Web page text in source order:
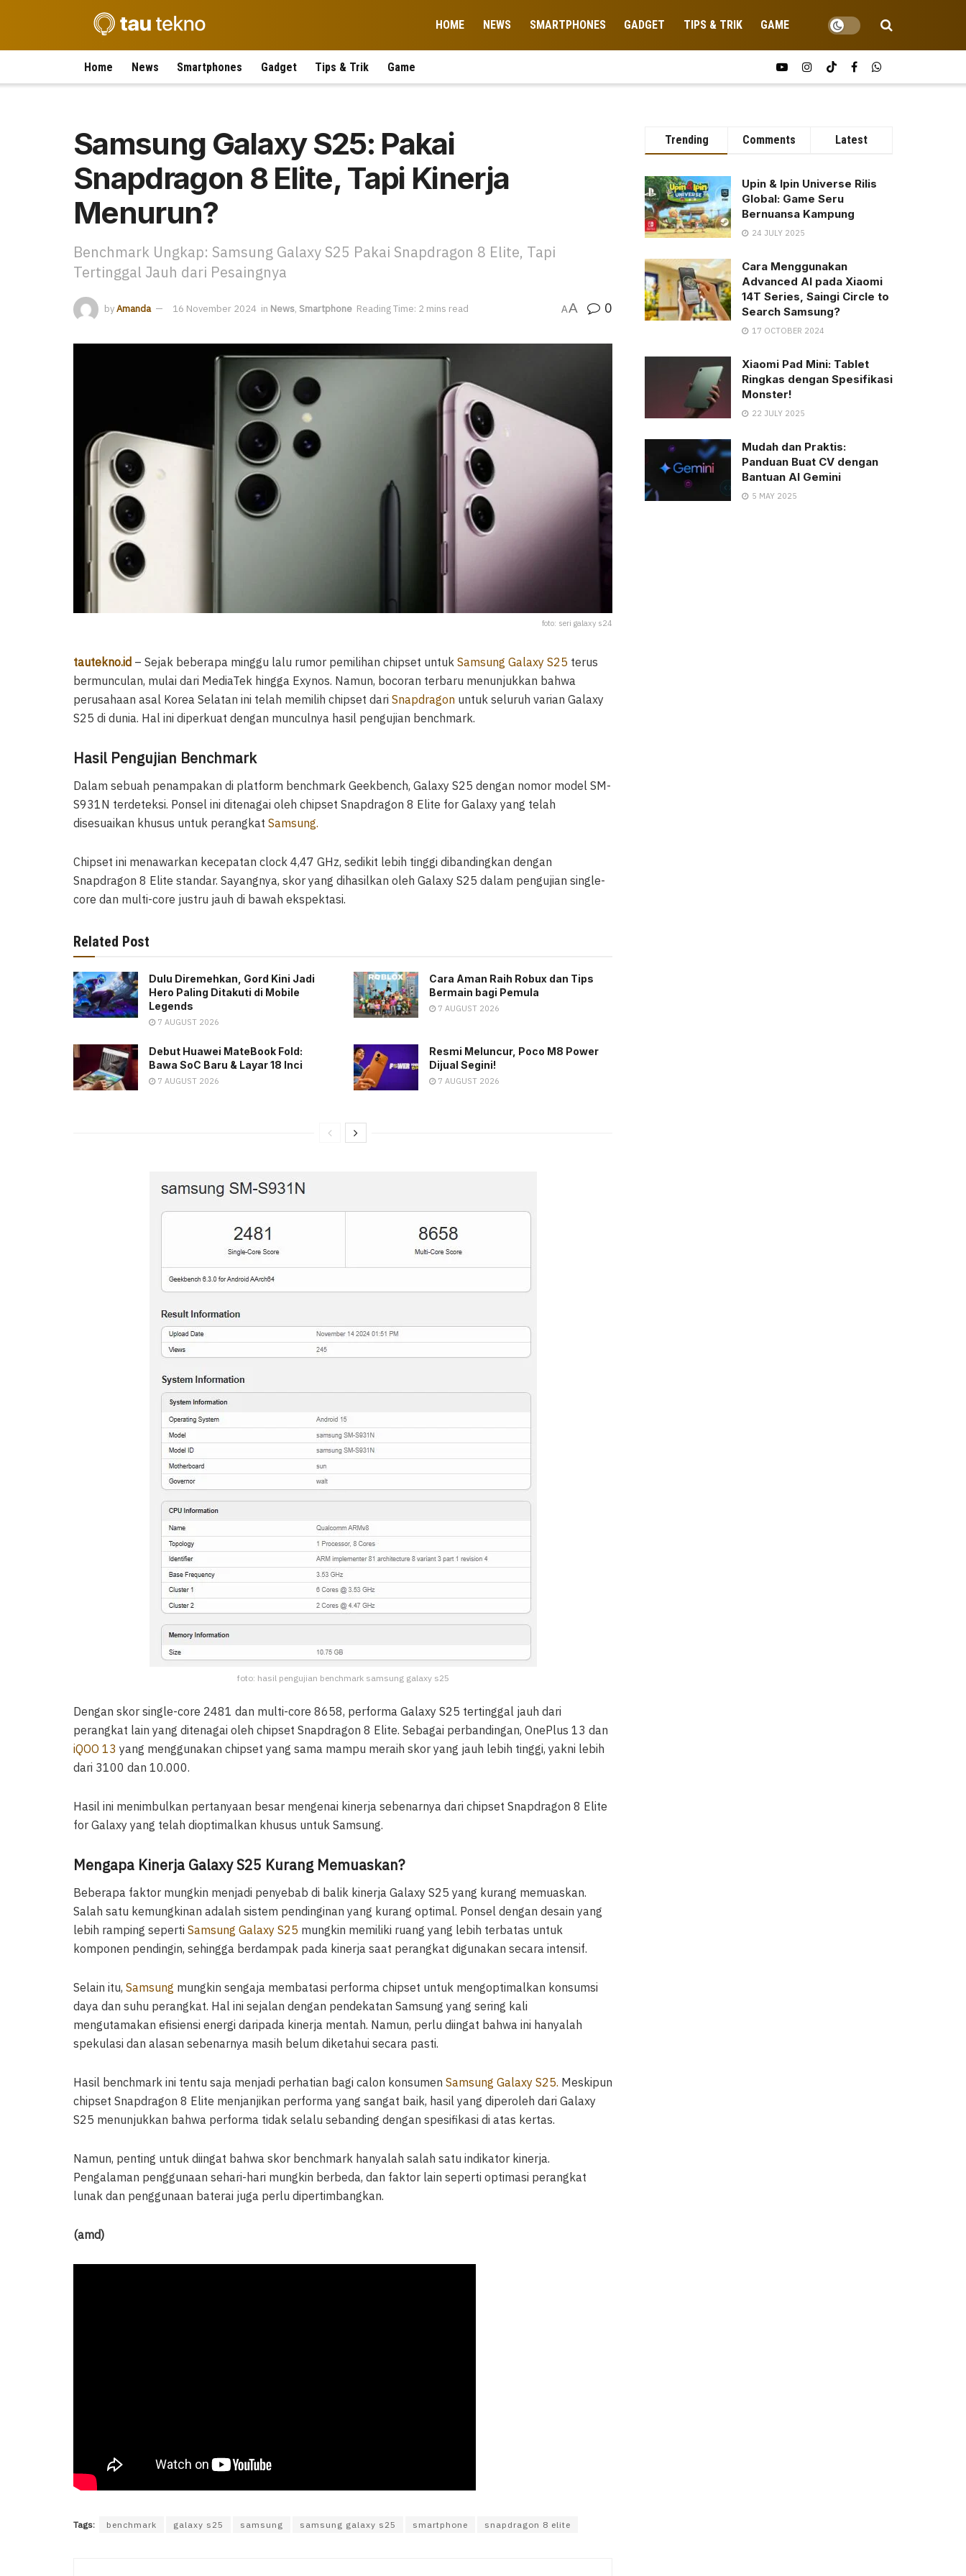
HOME NEWS SMARTPHONES GADGET TIPS & TRIK GAME
Home News Smartphones Gadget Tips & Trik Game
Samsung Galaxy S25: Pakai
Snapdragon 8 Elite, Tapi Kinerja
Menurun?
Benchmark Ungkap: Samsung Galaxy S25 Pakai Snapdragon 8 Elite, Tapi
Tertinggal Jauh dari Pesaingnya
byAmanda 16 November 2024 in News, Smartphone Reading Time: 2 mins read AA 0
foto: seri galaxy s24
tautekno.id – Sejak beberapa minggu lalu rumor pemilihan chipset untuk Samsung Galaxy S25 terus
bermunculan, mulai dari MediaTek hingga Exynos. Namun, bocoran terbaru menunjukkan bahwa
perusahaan asal Korea Selatan ini telah memilih chipset dari Snapdragon untuk seluruh varian Galaxy
S25 di dunia. Hal ini diperkuat dengan munculnya hasil pengujian benchmark.
Hasil Pengujian Benchmark
Dalam sebuah penampakan di platform benchmark Geekbench, Galaxy S25 dengan nomor model SM-
S931N terdeteksi. Ponsel ini ditenagai oleh chipset Snapdragon 8 Elite for Galaxy yang telah
disesuaikan khusus untuk perangkat Samsung.
Chipset ini menawarkan kecepatan clock 4,47 GHz, sedikit lebih tinggi dibandingkan dengan
Snapdragon 8 Elite standar. Sayangnya, skor yang dihasilkan oleh Galaxy S25 dalam pengujian single-
core dan multi-core justru jauh di bawah ekspektasi.
Related Post
Dulu Diremehkan, Gord Kini Jadi
Hero Paling Ditakuti di Mobile
Legends
7 AUGUST 2026
Cara Aman Raih Robux dan Tips
Bermain bagi Pemula
7 AUGUST 2026
Debut Huawei MateBook Fold:
Bawa SoC Baru & Layar 18 Inci
7 AUGUST 2026
Resmi Meluncur, Poco M8 Power
Dijual Segini!
7 AUGUST 2026
foto: hasil pengujian benchmark samsung galaxy s25
Dengan skor single-core 2481 dan multi-core 8658, performa Galaxy S25 tertinggal jauh dari
perangkat lain yang ditenagai oleh chipset Snapdragon 8 Elite. Sebagai perbandingan, OnePlus 13 dan
iQOO 13 yang menggunakan chipset yang sama mampu meraih skor yang jauh lebih tinggi, yakni lebih
dari 3100 dan 10.000.
Hasil ini menimbulkan pertanyaan besar mengenai kinerja sebenarnya dari chipset Snapdragon 8 Elite
for Galaxy yang telah dioptimalkan khusus untuk Samsung.
Mengapa Kinerja Galaxy S25 Kurang Memuaskan?
Beberapa faktor mungkin menjadi penyebab di balik kinerja Galaxy S25 yang kurang memuaskan.
Salah satu kemungkinan adalah sistem pendinginan yang kurang optimal. Ponsel dengan desain yang
lebih ramping seperti Samsung Galaxy S25 mungkin memiliki ruang yang lebih terbatas untuk
komponen pendingin, sehingga berdampak pada kinerja saat perangkat digunakan secara intensif.
Selain itu, Samsung mungkin sengaja membatasi performa chipset untuk mengoptimalkan konsumsi
daya dan suhu perangkat. Hal ini sejalan dengan pendekatan Samsung yang sering kali
mengutamakan efisiensi energi daripada kinerja mentah. Namun, perlu diingat bahwa ini hanyalah
spekulasi dan alasan sebenarnya masih belum diketahui secara pasti.
Hasil benchmark ini tentu saja menjadi perhatian bagi calon konsumen Samsung Galaxy S25. Meskipun
chipset Snapdragon 8 Elite menjanjikan performa yang sangat baik, hasil yang diperoleh dari Galaxy
S25 menunjukkan bahwa performa tidak selalu sebanding dengan spesifikasi di atas kertas.
Namun, penting untuk diingat bahwa skor benchmark hanyalah salah satu indikator kinerja.
Pengalaman penggunaan sehari-hari mungkin berbeda, dan faktor lain seperti optimasi perangkat
lunak dan penggunaan baterai juga perlu dipertimbangkan.
(amd)
Tags: benchmark galaxy s25 samsung samsung galaxy s25 smartphone snapdragon 8 elite
Trending Comments Latest
Upin & Ipin Universe Rilis
Global: Game Seru
Bernuansa Kampung
24 JULY 2025
Cara Menggunakan
Advanced AI pada Xiaomi
14T Series, Saingi Circle to
Search Samsung?
17 OCTOBER 2024
Xiaomi Pad Mini: Tablet
Ringkas dengan Spesifikasi
Monster!
22 JULY 2025
Mudah dan Praktis:
Panduan Buat CV dengan
Bantuan AI Gemini
5 MAY 2025